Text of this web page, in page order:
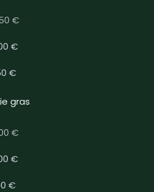
gr
gr
gr
gras
gr
gr
gr